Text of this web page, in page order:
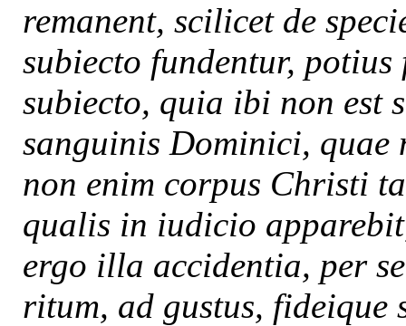
remanent, scilicet de
subiecto fundentur, potius
subiecto, quia ibi non est
sanguinis Dominici,
non enim corpus Christi
qualis in iudicio
ergo illa accidentia, per
ritum, ad gustus, fideique